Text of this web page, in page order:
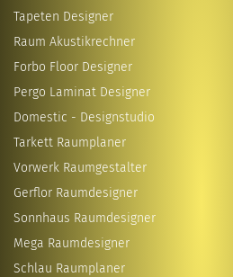
Tapeten Designer
Raum Akustikrechner
Forbo Floor Designer
Pergo Laminat Designer
Domestic - Designstudio
Tarkett Raumplaner
Vorwerk Raumgestalter
Gerflor Raumdesigner
Sonnhaus Raumdesigner
Mega Raumdesigner
Schlau Raumplaner